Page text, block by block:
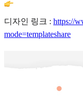
디자인 링크 : https://
mode=templateshare